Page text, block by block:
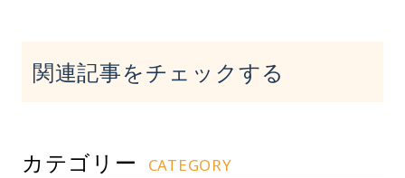
関連記事をチェックする
カテゴリー CATEGORY